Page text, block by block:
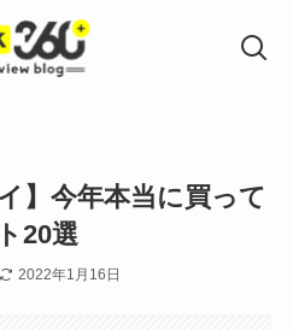
】今年本当に買って
20選
2022年1月16日